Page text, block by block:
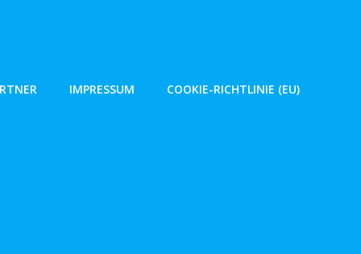
IMPRESSUM COOKIE-RICHTLINIE (EU)